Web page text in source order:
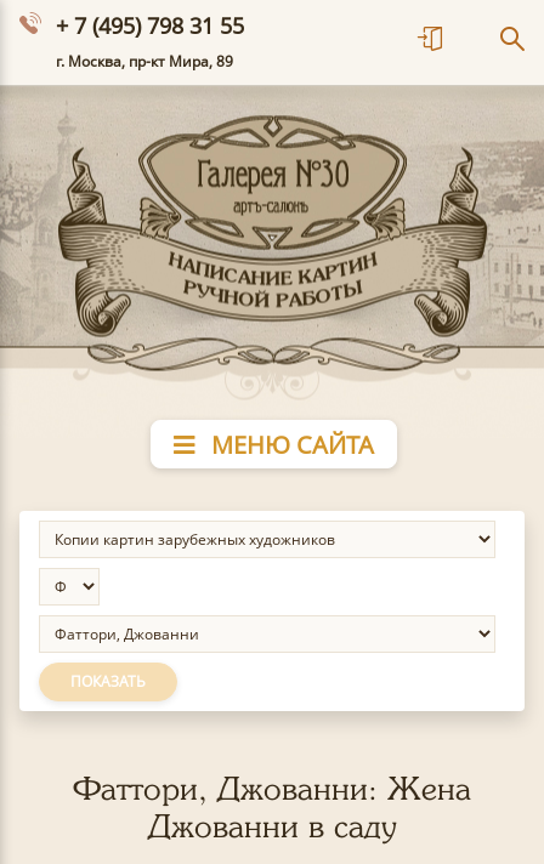
+ 7 (495) 798 31 55
г. Москва, пр-кт Мира, 89
МЕНЮ САЙТА
ПОКАЗАТЬ
Фаттори, Джованни: Жена
Джованни в саду